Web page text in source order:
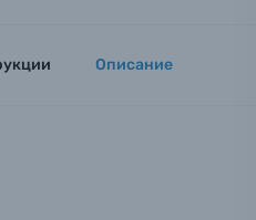
Описание